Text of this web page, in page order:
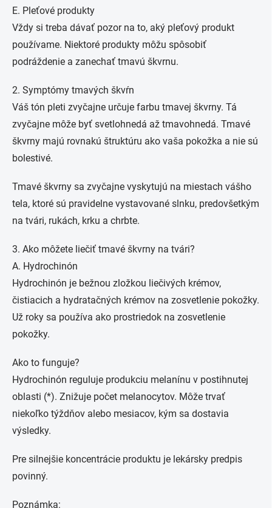
E. Pleťové produkty
Vždy si treba dávať pozor na to, aký pleťový produkt
používame. Niektoré produkty môžu spôsobiť
podráždenie a zanechať tmavú škvrnu.
2. Symptómy tmavých škvŕn
Váš tón pleti zvyčajne určuje farbu tmavej škvrny. Tá
zvyčajne môže byť svetlohnedá až tmavohnedá. Tmavé
škvrny majú rovnakú štruktúru ako vaša pokožka a nie sú
bolestivé.
Tmavé škvrny sa zvyčajne vyskytujú na miestach vášho
tela, ktoré sú pravidelne vystavované slnku, predovšetkým
na tvári, rukách, krku a chrbte.
3. Ako môžete liečiť tmavé škvrny na tvári?
A. Hydrochinón
Hydrochinón je bežnou zložkou liečivých krémov,
čistiacich a hydratačných krémov na zosvetlenie pokožky.
Už roky sa používa ako prostriedok na zosvetlenie
pokožky.
Ako to funguje?
Hydrochinón reguluje produkciu melanínu v postihnutej
oblasti (*). Znižuje počet melanocytov. Môže trvať
niekoľko týždňov alebo mesiacov, kým sa dostavia
výsledky.
Pre silnejšie koncentrácie produktu je lekársky predpis
povinný.
Poznámka: